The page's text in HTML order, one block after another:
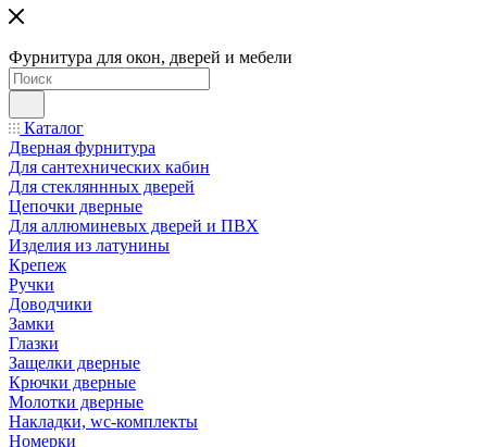
Фурнитура для окон, дверей и мебели
Каталог
Дверная фурнитура
Для сантехнических кабин
Для стекляннных дверей
Цепочки дверные
Для аллюминевых дверей и ПВХ
Изделия из латунины
Крепеж
Ручки
Доводчики
Замки
Глазки
Защелки дверные
Крючки дверные
Молотки дверные
Накладки, wc-комплекты
Номерки